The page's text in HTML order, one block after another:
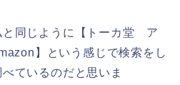
と同じように【トーカ堂 ア
】という感じで検索をし
ているのだと思いま